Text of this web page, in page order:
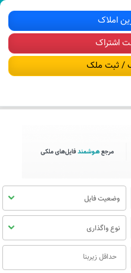
رهن و اجاره املاک
اشتراک
/ ثبت ملک
وضعیت فایل
نوع واگذاری